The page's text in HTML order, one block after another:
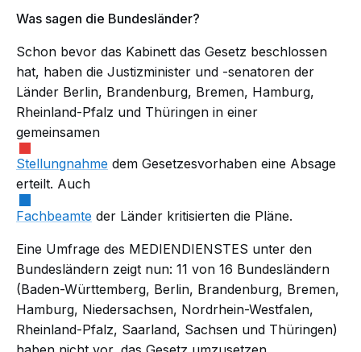
Was sagen die Bundesländer?
Schon bevor das Kabinett das Gesetz beschlossen
hat, haben die Justizminister und -senatoren der
Länder Berlin, Brandenburg, Bremen, Hamburg,
Rheinland-Pfalz und Thüringen in einer
gemeinsamen
Stellungnahme dem Gesetzesvorhaben eine Absage
erteilt. Auch
Fachbeamte der Länder kritisierten die Pläne.
Eine Umfrage des MEDIENDIENSTES unter den
Bundesländern zeigt nun: 11 von 16 Bundesländern
(Baden-Württemberg, Berlin, Brandenburg, Bremen,
Hamburg, Niedersachsen, Nordrhein-Westfalen,
Rheinland-Pfalz, Saarland, Sachsen und Thüringen)